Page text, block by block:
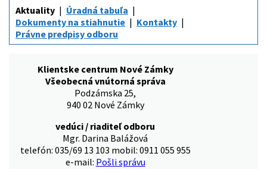
Aktuality
Úradná tabuľa
Dokumenty na stiahnutie
Kontakty
Právne predpisy odboru
Klientske centrum Nové Zámky
Všeobecná vnútorná správa
Podzámska 25,
940 02 Nové Zámky
vedúci / riaditeľ odboru
Mgr. Darina Balážová
telefón: 035/69 13 103 mobil: 0911 055 955
e-mail: Pošli správu